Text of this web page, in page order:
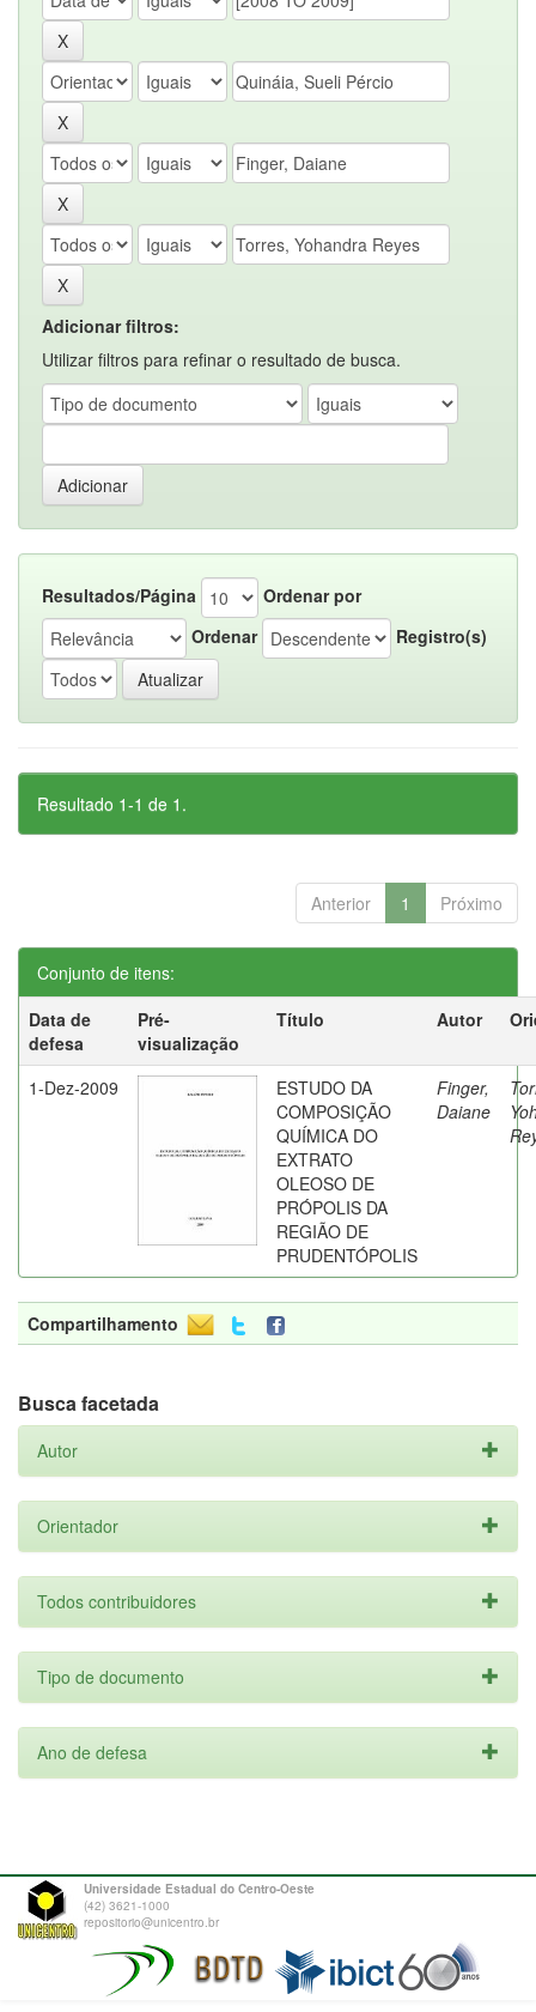
Adicionar filtros:
Utilizar filtros para refinar o resultado de busca.
Resultados/Página
Ordenar por
Ordenar
Registro(s)
Resultado 1-1 de 1.
Anterior 1 Próximo
Conjunto de itens:
Data de
defesa
Pré-
visualização
Título Autor
1-Dez-2009
ESTUDO DA
COMPOSIÇÃO
QUÍMICA DO
EXTRATO
OLEOSO DE
PRÓPOLIS DA
REGIÃO DE
PRUDENTÓPOLIS
Finger,
Daiane
Compartilhamento
Busca facetada
Autor
Orientador
Todos contribuidores
Tipo de documento
Ano de defesa
Universidade Estadual do Centro-Oeste
(42) 3621-1000
repositorio@unicentro.br